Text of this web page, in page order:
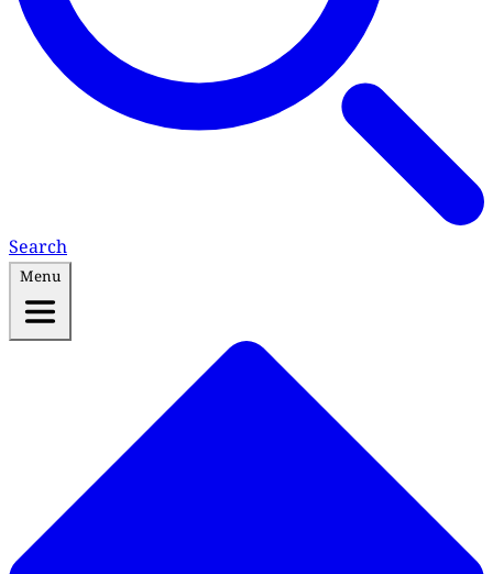
Search
Menu